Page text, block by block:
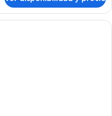
Una habitación de hotel moderna